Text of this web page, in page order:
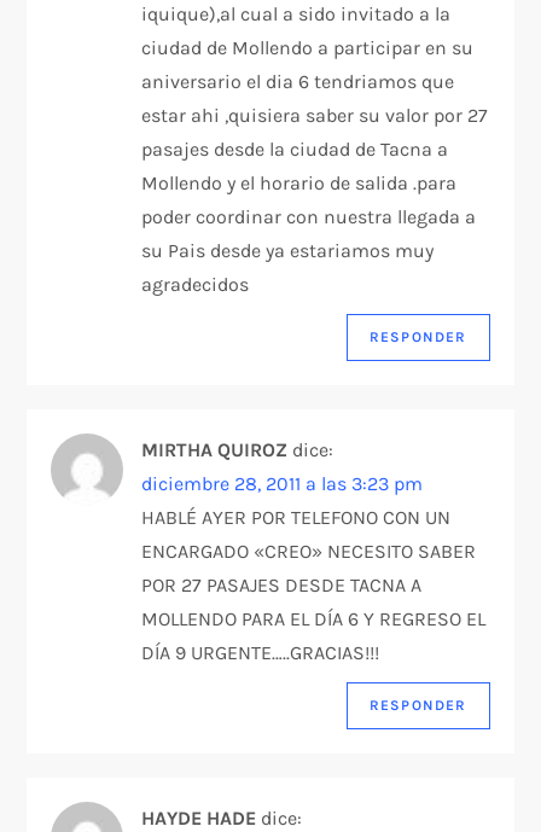
iquique),al cual a sido invitado a la
ciudad de Mollendo a participar en su
aniversario el dia 6 tendriamos que
estar ahi ,quisiera saber su valor por 27
pasajes desde la ciudad de Tacna a
Mollendo y el horario de salida .para
poder coordinar con nuestra llegada a
su Pais desde ya estariamos muy
agradecidos
RESPONDER
MIRTHA QUIROZ dice:
diciembre 28, 2011 a las 3:23 pm
HABLÉ AYER POR TELEFONO CON UN
ENCARGADO «CREO» NECESITO SABER
POR 27 PASAJES DESDE TACNA A
MOLLENDO PARA EL DÍA 6 Y REGRESO EL
DÍA 9 URGENTE…..GRACIAS!!!
RESPONDER
HAYDE HADE dice: